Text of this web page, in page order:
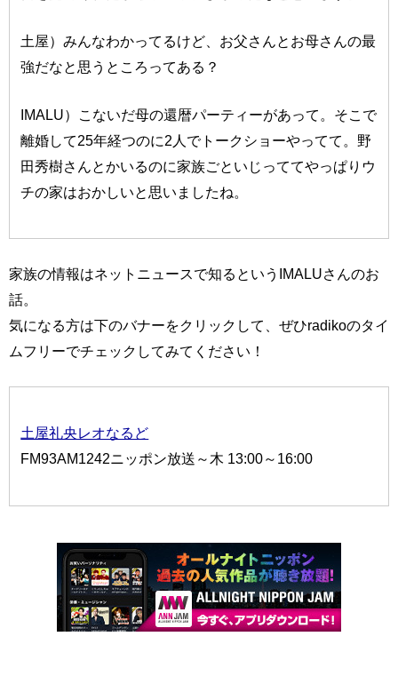
土屋）みんなわかってるけど、お父さんとお母さんの最
強だなと思うところってある？
IMALU）こないだ母の還暦パーティーがあって。そこで
離婚して25年経つのに2人でトークショーやってて。野
田秀樹さんとかいるのに家族ごといじっててやっぱりウ
チの家はおかしいと思いましたね。
家族の情報はネットニュースで知るというIMALUさんのお
話。
気になる方は下のバナーをクリックして、ぜひradikoのタイ
ムフリーでチェックしてみてください！
土屋礼央レオなるど
FM93AM1242ニッポン放送～木 13:00～16:00